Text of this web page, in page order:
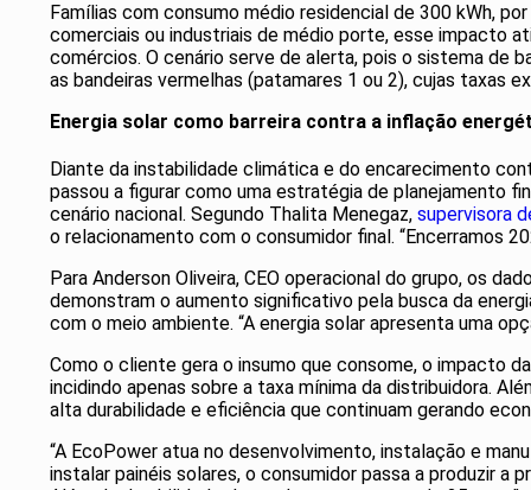
Famílias com consumo médio residencial de 300 kWh,
comerciais ou industriais de médio porte, esse impacto
comércios. O cenário serve de alerta, pois o sistema de
as bandeiras vermelhas (patamares 1 ou 2), cujas taxas
Energia solar como barreira contra a inflação
Diante da instabilidade climática e do encarecimento
passou a figurar como uma estratégia de planejamento
cenário nacional. Segundo Thalita Menegaz, supervisora
o relacionamento com o consumidor final. “Encerramos
Para Anderson Oliveira, CEO operacional do grupo, os
demonstram o aumento significativo pela busca da
com o meio ambiente. “A energia solar apresenta uma
Como o cliente gera o insumo que consome, o impacto
incidindo apenas sobre a taxa mínima da distribuidora.
alta durabilidade e eficiência que continuam gerando
“A EcoPower atua no desenvolvimento, instalação e
instalar painéis solares, o consumidor passa a produzir a